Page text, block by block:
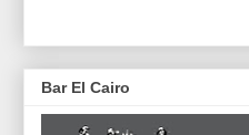
Bar El Cairo